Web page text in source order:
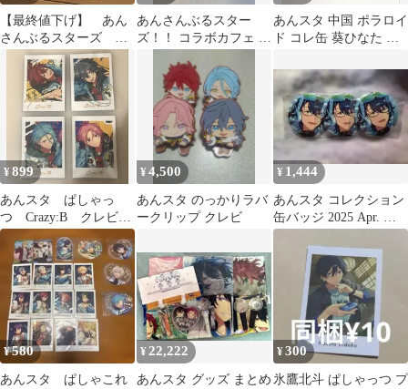
【最終値下げ】 あん
さんぶるスターズ
Knights ぱしゃこれ 缶
バッチ
あんさんぶるスター
ズ！！ コラボカフェ ア
あんスタ 中国 ポラロイ
ド コレ缶 葵ひなた 葵
¥899
あんスタ ぱしゃっ
つ Crazy:B クレビ
TRIP
¥4,500
あんスタ のっかりラバ
ークリップ クレビ
¥ 1,444
あんスタ コレクション
缶バッジ 2025 Apr. 青葉
つむぎ 3点セット
¥580
あんスタ ぱしゃこれ
¥22,222
あんスタ グッズ まとめ
¥300
氷鷹北斗 ぱしゃっつ プ